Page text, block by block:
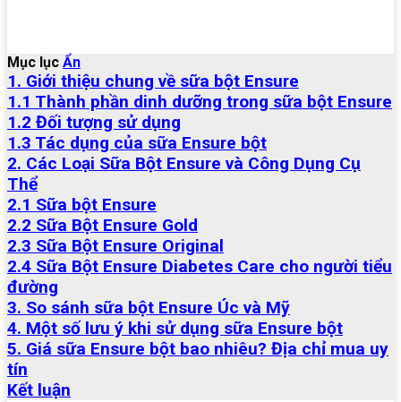
Mục lục Ẩn
1. Giới thiệu chung về sữa bột Ensure
1.1 Thành phần dinh dưỡng trong sữa bột Ensure
1.2 Đối tượng sử dụng
1.3 Tác dụng của sữa Ensure bột
2. Các Loại Sữa Bột Ensure và Công Dụng Cụ
Thể
2.1 Sữa bột Ensure
2.2 Sữa Bột Ensure Gold
2.3 Sữa Bột Ensure Original
2.4 Sữa Bột Ensure Diabetes Care cho người tiểu
đường
3. So sánh sữa bột Ensure Úc và Mỹ
4. Một số lưu ý khi sử dụng sữa Ensure bột
5. Giá sữa Ensure bột bao nhiêu? Địa chỉ mua uy
tín
Kết luận